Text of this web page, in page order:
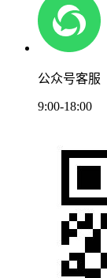
公众号客服
9:00-18:00